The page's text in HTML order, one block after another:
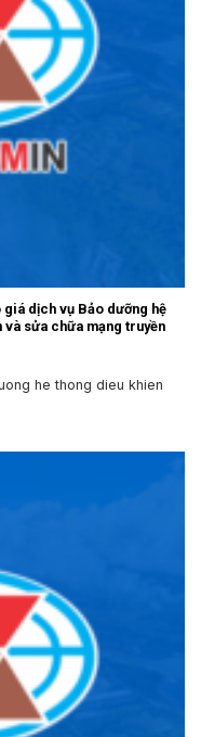
giá dịch vụ Bảo dưỡng hệ
và sửa chữa mạng truyền
he thong dieu khien